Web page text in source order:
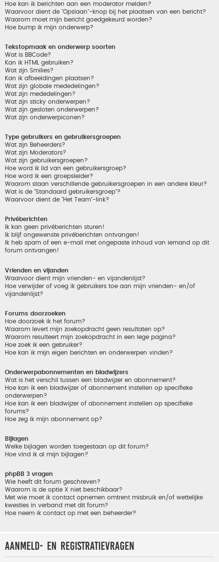
Hoe kan ik berichten aan een moderator melden?
Waarvoor dient de "Opslaan"-knop bij het plaatsen van een bericht?
Waarom moet mijn bericht goedgekeurd worden?
Hoe bump ik mijn onderwerp?
Tekstopmaak en onderwerp soorten
Wat is BBCode?
Kan ik HTML gebruiken?
Wat zijn Smilies?
Kan ik afbeeldingen plaatsen?
Wat zijn globale mededelingen?
Wat zijn mededelingen?
Wat zijn sticky onderwerpen?
Wat zijn gesloten onderwerpen?
Wat zijn onderwerpiconen?
Type gebruikers en gebruikersgroepen
Wat zijn Beheerders?
Wat zijn Moderators?
Wat zijn gebruikersgroepen?
Hoe word ik lid van een gebruikersgroep?
Hoe word ik een groepsleider?
Waarom staan verschillende gebruikersgroepen in een andere kleur?
Wat is de "Standaard gebruikersgroep"?
Waarvoor dient de "Het Team"-link?
Privéberichten
Ik kan geen privéberichten sturen!
Ik blijf ongewenste privéberichten ontvangen!
Ik heb spam of een e-mail met ongepaste inhoud van iemand op dit
forum ontvangen!
Vrienden en vijanden
Waarvoor dient mijn vrienden- en vijandenlijst?
Hoe verwijder of voeg ik gebruikers toe aan mijn vrienden- en/of
vijandenlijst?
Forums doorzoeken
Hoe doorzoek ik het forum?
Waarom levert mijn zoekopdracht geen resultaten op?
Waarom resulteert mijn zoekopdracht in een lege pagina?
Hoe zoek ik een gebruiker?
Hoe kan ik mijn eigen berichten en onderwerpen vinden?
Onderwerpabonnementen en bladwijzers
Wat is het verschil tussen een bladwijzer en abonnement?
Hoe kan ik een bladwijzer of abonnement instellen op specifieke
onderwerpen?
Hoe kan ik een bladwijzer of abonnement instellen op specifieke
forums?
Hoe zeg ik mijn abonnement op?
Bijlagen
Welke bijlagen worden toegestaan op dit forum?
Hoe vind ik al mijn bijlagen?
phpBB 3 vragen
Wie heeft dit forum geschreven?
Waarom is de optie X niet beschikbaar?
Met wie moet ik contact opnemen omtrent misbruik en/of wettelijke
kwesties in verband met dit forum?
Hoe neem ik contact op met een beheerder?
Aanmeld- en registratievragen